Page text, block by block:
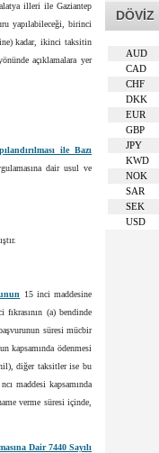
illeri ile Gaziantep
yapılabileceği, birinci
kadar, ikinci taksitin
açıklamalara yer
ile Bazı
dair usul ve
15 inci maddesine
(a) bendinde
süresi mücbir
kapsamında ödenmesi
diğer taksitler ise bu
maddesi kapsamında
verme süresi içinde,
Dair 7440 Sayılı
DÖVİZ
AUD
CAD
CHF
DKK
EUR
GBP
JPY
KWD
NOK
SAR
SEK
USD